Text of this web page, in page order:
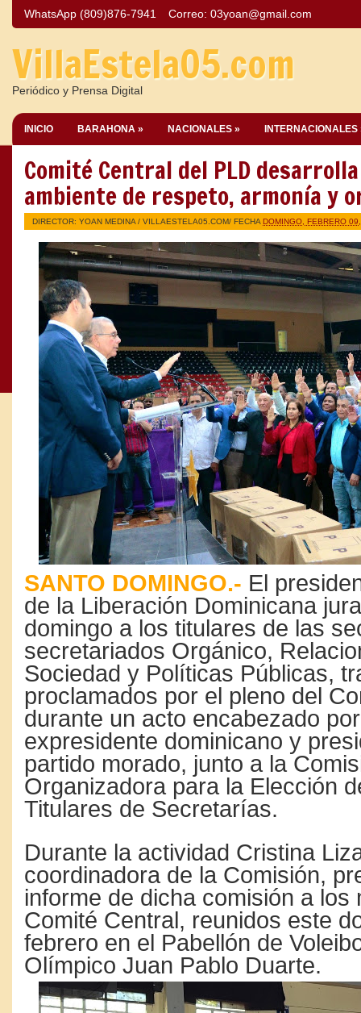
WhatsApp (809)876-7941 Correo: 03yoan@gmail.com
VillaEstela05.com
Periódico y Prensa Digital
INICIO BARAHONA » NACIONALES » INTERNACIONALES
Comité Central del PLD
ambiente de respeto, armonía y
DIRECTOR: YOAN MEDINA / VILLAESTELA05.COM/ FECHA DOMINGO, FEBRERO
SANTO DOMINGO.- El
de la Liberación Dominicana
domingo a los titulares de las
secretariados Orgánico,
Sociedad y Políticas Públicas,
proclamados por el pleno del
durante un acto encabezado
expresidente dominicano y
partido morado, junto a la
Organizadora para la Elección
Titulares de Secretarías.
Durante la actividad Cristina
coordinadora de la Comisión,
informe de dicha comisión a los
Comité Central, reunidos este
febrero en el Pabellón de
Olímpico Juan Pablo Duarte.